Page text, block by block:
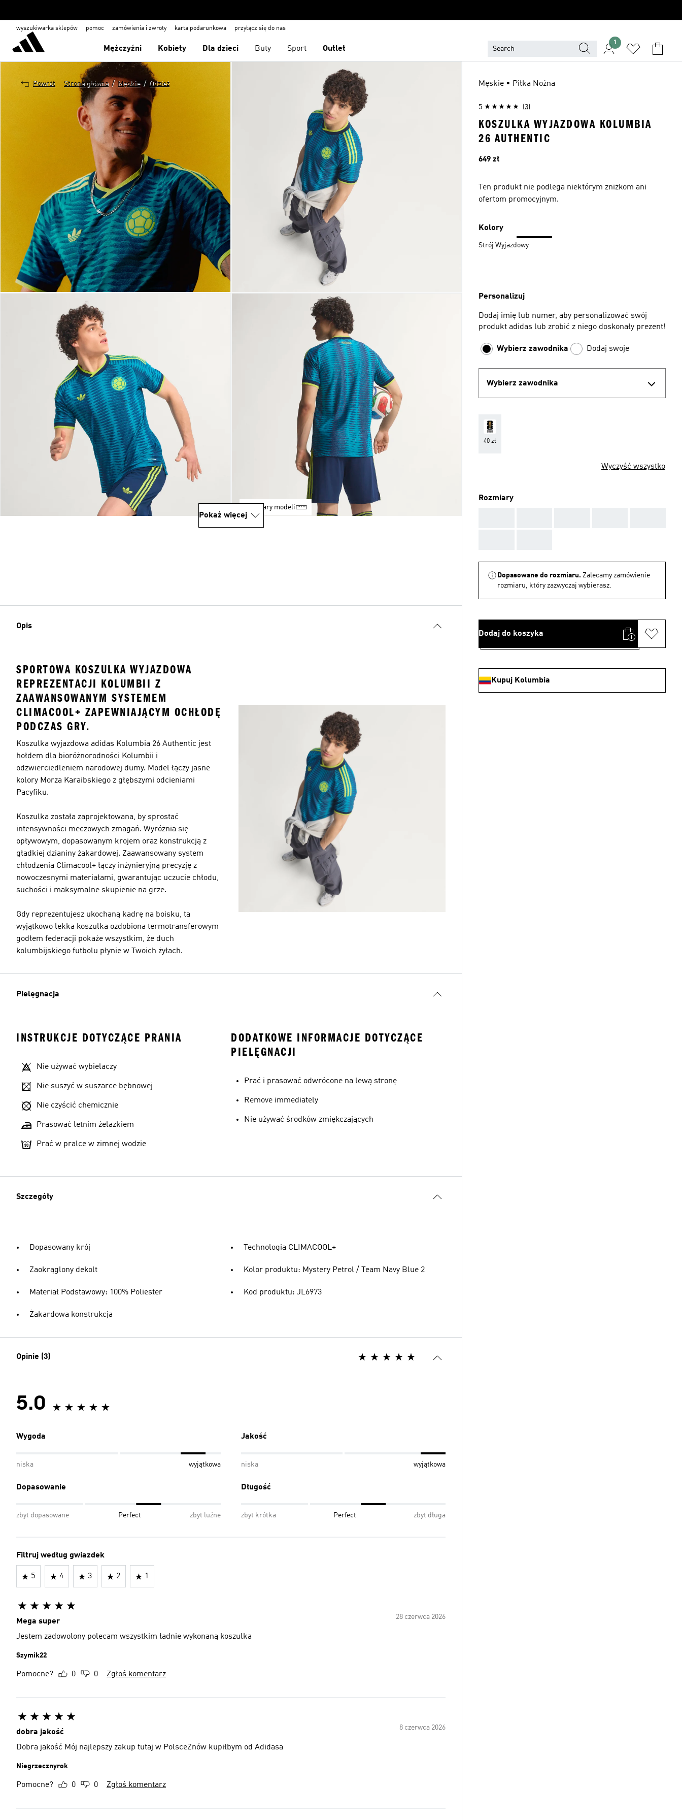
wyszukiwarka sklepów pomoc zamówienia i zwroty karta podarunkowa przyłącz się do nas
Mężczyźni Kobiety Dla dzieci Buty Sport Outlet
1
Powrót Strona główna / Męskie / Odzież
Rozmiary modeli
Pokaż więcej
Opis
SPORTOWA KOSZULKA WYJAZDOWA
REPREZENTACJI KOLUMBII Z
ZAAWANSOWANYM SYSTEMEM
CLIMACOOL+ ZAPEWNIAJĄCYM OCHŁODĘ
PODCZAS GRY.
Koszulka wyjazdowa adidas Kolumbia 26 Authentic jest
hołdem dla bioróżnorodności Kolumbii i
odzwierciedleniem narodowej dumy. Model łączy jasne
kolory Morza Karaibskiego z głębszymi odcieniami
Pacyfiku.
Koszulka została zaprojektowana, by sprostać
intensywności meczowych zmagań. Wyróżnia się
opływowym, dopasowanym krojem oraz konstrukcją z
gładkiej dzianiny żakardowej. Zaawansowany system
chłodzenia Climacool+ łączy inżynieryjną precyzję z
nowoczesnymi materiałami, gwarantując uczucie chłodu,
suchości i maksymalne skupienie na grze.
Gdy reprezentujesz ukochaną kadrę na boisku, ta
wyjątkowo lekka koszulka ozdobiona termotransferowym
godłem federacji pokaże wszystkim, że duch
kolumbijskiego futbolu płynie w Twoich żyłach.
Pielęgnacja
INSTRUKCJE DOTYCZĄCE PRANIA
Nie używać wybielaczy
Nie suszyć w suszarce bębnowej
Nie czyścić chemicznie
Prasować letnim żelazkiem
Prać w pralce w zimnej wodzie
DODATKOWE INFORMACJE DOTYCZĄCE
PIELĘGNACJI
Prać i prasować odwrócone na lewą stronę
Remove immediately
Nie używać środków zmiękczających
Szczegóły
Dopasowany krój
Zaokrąglony dekolt
Materiał Podstawowy: 100% Poliester
Żakardowa konstrukcja
Technologia CLIMACOOL+
Kolor produktu: Mystery Petrol / Team Navy Blue 2
Kod produktu: JL6973
Opinie (3)
5.0
Wygoda
niska wyjątkowa
Jakość
niska wyjątkowa
Dopasowanie
zbyt dopasowane Perfect zbyt luźne
Długość
zbyt krótka Perfect zbyt długa
Filtruj według gwiazdek
5 4 3 2 1
28 czerwca 2026
Mega super
Jestem zadowolony polecam wszystkim ładnie wykonaną koszulka
Szymik22
Pomocne? 0 0 Zgłoś komentarz
8 czerwca 2026
dobra jakość
Dobra jakość Mój najlepszy zakup tutaj w PolsceZnów kupiłbym od Adidasa
Niegrzecznyrok
Pomocne? 0 0 Zgłoś komentarz
Męskie • Piłka Nożna
5 (3)
KOSZULKA WYJAZDOWA KOLUMBIA
26 AUTHENTIC
Cena
649 zł
Ten produkt nie podlega niektórym zniżkom ani
ofertom promocyjnym.
Kolory
Strój Wyjazdowy
Personalizuj
Dodaj imię lub numer, aby personalizować swój
produkt adidas lub zrobić z niego doskonały prezent!
Wybierz zawodnika Dodaj swoje
Wybierz zawodnika
40 zł
Wyczyść wszystko
Rozmiary
Dopasowane do rozmiaru. Zalecamy zamówienie
rozmiaru, który zazwyczaj wybierasz.
Dodaj do koszyka
Kupuj Kolumbia